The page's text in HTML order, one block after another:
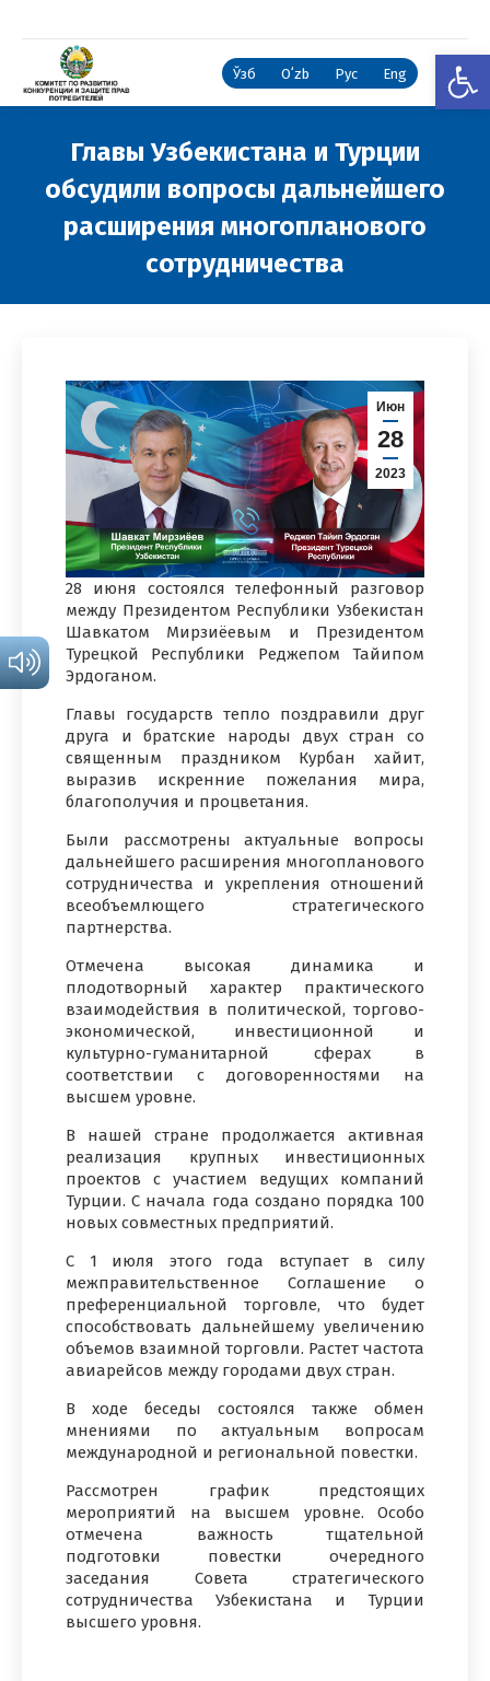
Ўзб Oʻzb Рус Eng
Главы Узбекистана и Турции
обсудили вопросы дальнейшего
расширения многопланового
сотрудничества
Июн
28
2023
28 июня состоялся телефонный разговор
между Президентом Республики Узбекистан
Шавкатом Мирзиёевым и Президентом
Турецкой Республики Реджепом Тайипом
Эрдоганом.
Главы государств тепло поздравили друг
друга и братские народы двух стран со
священным праздником Курбан хайит,
выразив искренние пожелания мира,
благополучия и процветания.
Были рассмотрены актуальные вопросы
дальнейшего расширения многопланового
сотрудничества и укрепления отношений
всеобъемлющего стратегического
партнерства.
Отмечена высокая динамика и
плодотворный характер практического
взаимодействия в политической, торгово-
экономической, инвестиционной и
культурно-гуманитарной сферах в
соответствии с договоренностями на
высшем уровне.
В нашей стране продолжается активная
реализация крупных инвестиционных
проектов с участием ведущих компаний
Турции. С начала года создано порядка 100
новых совместных предприятий.
С 1 июля этого года вступает в силу
межправительственное Соглашение о
преференциальной торговле, что будет
способствовать дальнейшему увеличению
объемов взаимной торговли. Растет частота
авиарейсов между городами двух стран.
В ходе беседы состоялся также обмен
мнениями по актуальным вопросам
международной и региональной повестки.
Рассмотрен график предстоящих
мероприятий на высшем уровне. Особо
отмечена важность тщательной
подготовки повестки очередного
заседания Совета стратегического
сотрудничества Узбекистана и Турции
высшего уровня.